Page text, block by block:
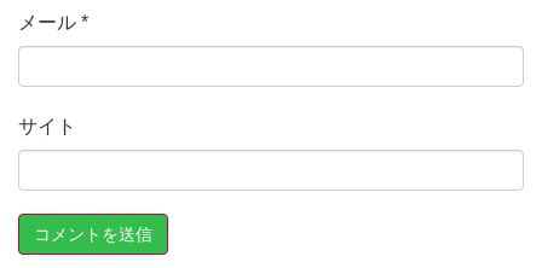
メール *
サイト